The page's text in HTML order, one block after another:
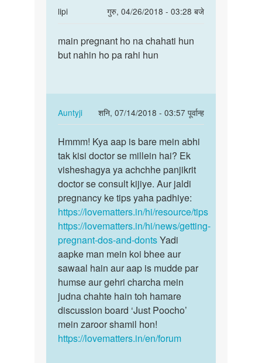
lipi
गुरु, 04/26/2018 - 03:28 बजे
In
to
Mera
din
Tha
or
hamne
by
Manjeet
kour
main
pregnant
chahati…
main pregnant ho na chahati hun
but nahin ho pa rahi hun
Auntyji
शनि, 07/14/2018 - 03:57 पूर्वान्ह
In
reply
to
main
pregnant
ho
na
chahati…
by
lipi
Hmmm!
Kya
aap
is
bare
mein…
Hmmm! Kya aap is bare mein abhi
tak kisi doctor se millein hai? Ek
visheshagya ya achchhe panjikrit
doctor se consult kijiye. Aur jaldi
pregnancy ke tips yaha padhiye:
https://lovematters.in/hi/resource/tips
https://lovematters.in/hi/news/getting-
pregnant-dos-and-dontsYadi
aapke man mein koi bhee aur
sawaal hain aur aap is mudde par
humse aur gehri charcha mein
judna chahte hain toh hamare
discussion board ‘Just Poocho’
mein zaroor shamil hon!
https://lovematters.in/en/forum